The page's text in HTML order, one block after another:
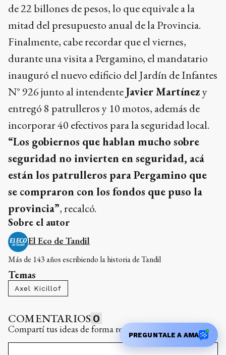
de 22 billones de pesos, lo que equivale a la
mitad del presupuesto anual de la Provincia.
Finalmente, cabe recordar que el viernes,
durante una visita a Pergamino, el mandatario
inauguró el nuevo edificio del Jardín de Infantes
N° 926 junto al intendenteJavier Martínezy
entregó 8 patrulleros y 10 motos, además de
incorporar 40 efectivos para la seguridad local.
“Los gobiernos que hablan mucho sobre
seguridad no invierten en seguridad, acá
están los patrulleros para Pergamino que
se compraron con los fondos que puso la
provincia”, recalcó.
Sobre el autor
El Eco de Tandil
Más de 143 años escribiendo la historia de Tandil
Temas
Axel Kicillof
COMENTARIOS 0
Compartí tus ideas de forma responsable y respetuosa.
PREGUNTALE A AMA